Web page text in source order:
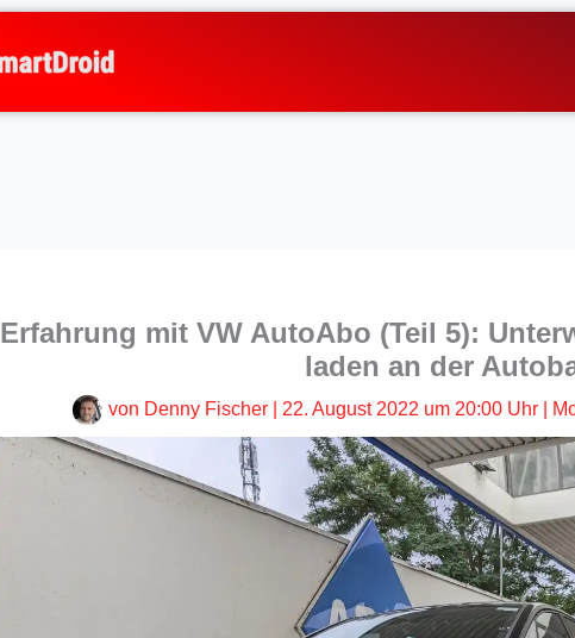
Erfahrung mit VW AutoAbo (Teil 5):
laden an der
von Denny Fischer 22. August 2022 um 20:00 Uhr|